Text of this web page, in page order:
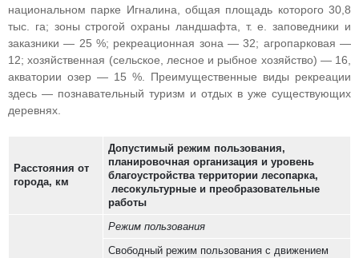
национальном парке Игналина, общая площадь которого 30,8
тыс. га; зоны строгой охраны ландшафта, т. е. заповедники и
заказники — 25 %; рекреационная зона — 32; агропарковая —
12; хозяйственная (сельское, лесное и рыбное хозяйство) — 16,
акватории озер — 15 %. Преимущественные виды рекреации
здесь — познавательный туризм и отдых в уже существующих
деревнях.
Расстояния от
города, км
Допустимый режим пользования,
планировочная организация и уровень
благоустройства территории лесопарка,
лесокультурные и преобразовательные
работы
Режим пользования
Свободный режим пользования с движением